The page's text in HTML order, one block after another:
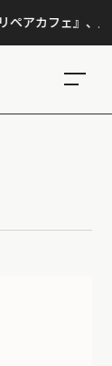
ェ』、上映300回